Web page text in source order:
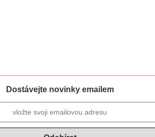
Dostávejte novinky emailem